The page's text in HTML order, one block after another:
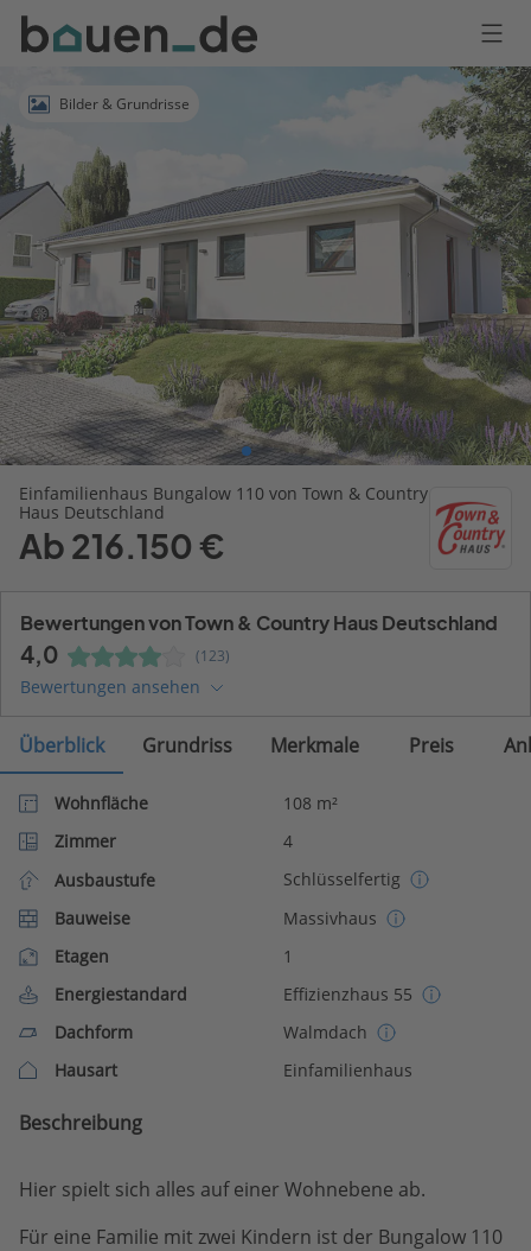
Bauen
Logo
Anmelden
Bilder & Grundrisse
Einfamilienhaus Bungalow 110 von Town & Country
Haus Deutschland
Ab 216.150 €
Bewertungen von Town & Country Haus Deutschland
4,0 (123)
Bewertungen ansehen
Überblick Grundriss Merkmale Preis
Wohnfläche
108 m²
Zimmer
4
Ausbaustufe
Schlüsselfertig
Bauweise
Massivhaus
Etagen
1
Energiestandard
Effizienzhaus 55
Dachform
Walmdach
Hausart
Einfamilienhaus
Beschreibung
Hier spielt sich alles auf einer Wohnebene ab.
Für eine Familie mit zwei Kindern ist der Bungalow 110